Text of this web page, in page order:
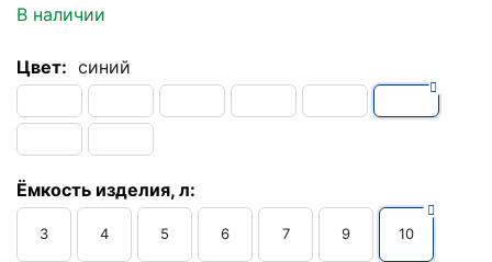
В наличии
Цвет: синий
Ёмкость изделия, л:
3 4 5 6 7 9 10